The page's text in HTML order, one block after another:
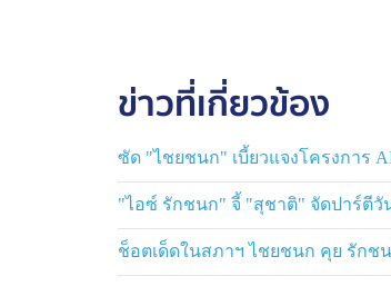
ข่าวที่เกี่ยวข้อง
ซัด "ไชยชนก" เบี้ยวแจงโครงการ
"ไอซ์ รักชนก" จี้ "สุชาติ" จัดปาร์ตีวั
ช็อตเด็ดในสภาฯ ไชยชนก คุย รักช